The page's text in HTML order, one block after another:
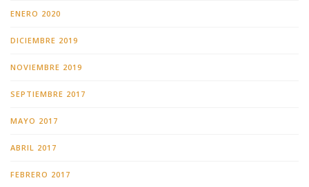
ENERO 2020
DICIEMBRE 2019
NOVIEMBRE 2019
SEPTIEMBRE 2017
MAYO 2017
ABRIL 2017
FEBRERO 2017